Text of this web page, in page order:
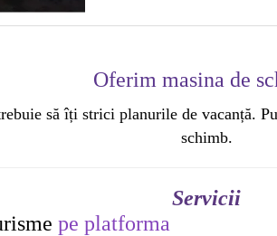
Oferim masina de
să îți strici planurile de vacanță.
schimb.
Servicii
pe platforma